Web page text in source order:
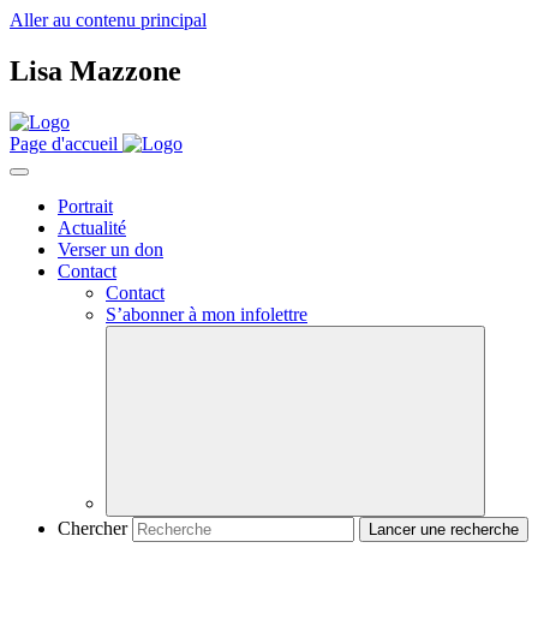
Aller au contenu principal
Lisa Mazzone
Page d'accueil
Portrait
Actualité
Verser un don
Contact
Contact
S’abonner à mon infolettre
Chercher